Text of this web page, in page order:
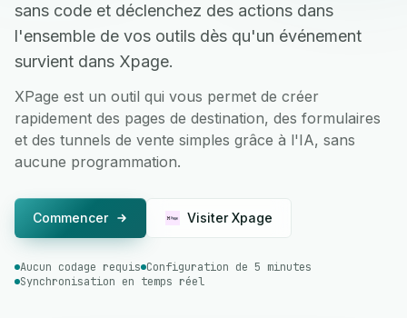
sans code et déclenchez des actions dans
l'ensemble de vos outils dès qu'un événement
survient dans Xpage.
XPage est un outil qui vous permet de créer
rapidement des pages de destination, des formulaires
et des tunnels de vente simples grâce à l'IA, sans
aucune programmation.
Commencer Visiter Xpage
Aucun codage requis Configuration de 5 minutes
Synchronisation en temps réel